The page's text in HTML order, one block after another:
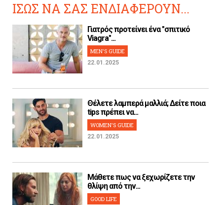
ΙΣΩΣ ΝΑ ΣΑΣ ΕΝΔΙΑΦΕΡΟΥΝ...
Γιατρός προτείνει ένα "σπιτικό
Viagra"...
MEN'S GUIDE
22.01.2025
Θέλετε λαμπερά μαλλιά; Δείτε ποια
tips πρέπει να...
WOMEN'S GUIDE
22.01.2025
Μάθετε πως να ξεχωρίζετε την
θλίψη από την...
GOOD LIFE